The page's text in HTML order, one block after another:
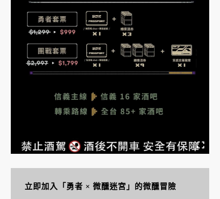
立即加入「勇者 × 微醺迷宮」的微醺冒險